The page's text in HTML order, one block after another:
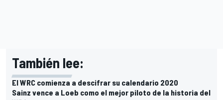
También lee:
El WRC comienza a descifrar su calendario 2020
Sainz vence a Loeb como el mejor piloto de la historia del